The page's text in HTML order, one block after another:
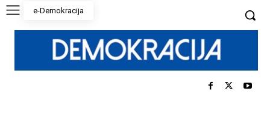
e-Demokracija